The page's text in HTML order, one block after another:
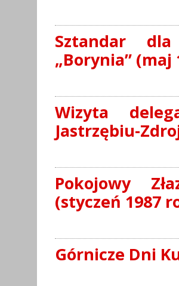
Sztandar
„Borynia” (maj
Wizyta
Jastrzębiu-
Pokojowy
(styczeń 1987
Górnicze Dni